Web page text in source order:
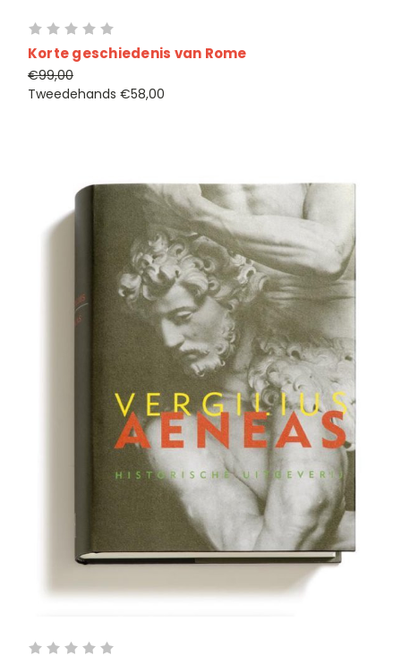
Korte geschiedenis van Rome
€99,00
Tweedehands €58,00